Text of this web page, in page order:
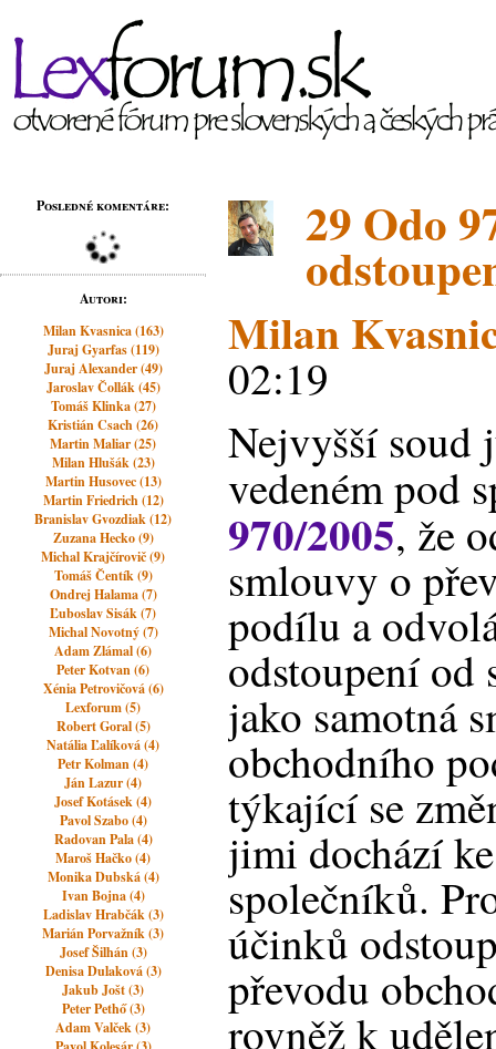
Posledné komentáre:
Autori:
Milan Kvasnica (163)
Juraj Gyarfas (119)
Juraj Alexander (49)
Jaroslav Čollák (45)
Tomáš Klinka (27)
Kristián Csach (26)
Martin Maliar (25)
Milan Hlušák (23)
Martin Husovec (13)
Martin Friedrich (12)
Branislav Gvozdiak (12)
Zuzana Hecko (9)
Michal Krajčírovič (9)
Tomáš Čentík (9)
Ondrej Halama (7)
Ľuboslav Sisák (7)
Michal Novotný (7)
Adam Zlámal (6)
Peter Kotvan (6)
Xénia Petrovičová (6)
Lexforum (5)
Robert Goral (5)
Natália Ľalíková (4)
Petr Kolman (4)
Ján Lazur (4)
Josef Kotásek (4)
Pavol Szabo (4)
Radovan Pala (4)
Maroš Hačko (4)
Monika Dubská (4)
Ivan Bojna (4)
Ladislav Hrabčák (3)
Marián Porvažník (3)
Josef Šilhán (3)
Denisa Dulaková (3)
Jakub Jošt (3)
Peter Pethő (3)
Adam Valček (3)
29 Odo
Milan
02:19
Nejvyšší soud
vedeném pod
970/2005, že
smlouvy o
podílu a
odstoupení od
jako samotná
obchodního
týkající se
jimi dochází
společníků.
účinků
převodu
rovněž k